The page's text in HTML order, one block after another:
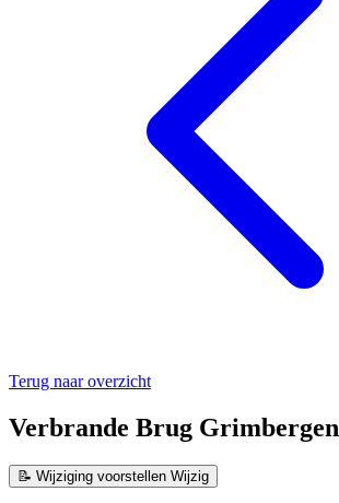
Terug naar overzicht
Verbrande Brug Grimbergen
📝 Wijziging voorstellen Wijzig